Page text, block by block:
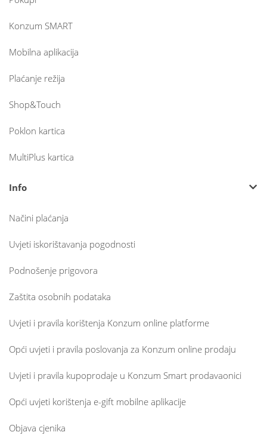
Konzum SMART
Mobilna aplikacija
Plaćanje režija
Shop&Touch
Poklon kartica
MultiPlus kartica
Info
Načini plaćanja
Uvjeti iskorištavanja pogodnosti
Podnošenje prigovora
Zaštita osobnih podataka
Uvjeti i pravila korištenja Konzum online platforme
Opći uvjeti i pravila poslovanja za Konzum online prodaju
Uvjeti i pravila kupoprodaje u Konzum Smart prodavaonici
Opći uvjeti korištenja e-gift mobilne aplikacije
Objava cjenika